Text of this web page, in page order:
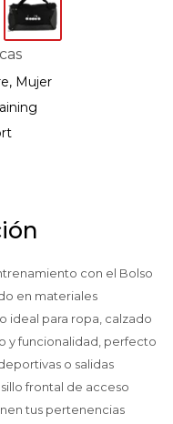
Mujer
con el Bolso
en materiales
ideal para ropa, calzado
y funcionalidad, perfecto
o salidas
frontal de acceso
tus pertenencias